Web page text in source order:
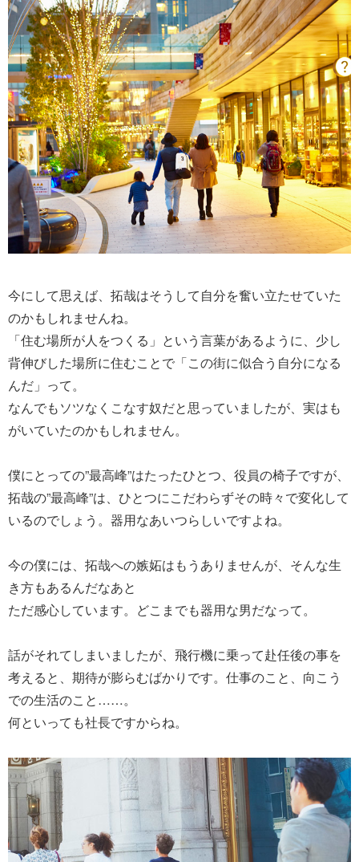
今にして思えば、拓哉はそうして自分を奮い立たせていた
のかもしれませんね。
「住む場所が人をつくる」という言葉があるように、少し
背伸びした場所に住むことで「この街に似合う自分になる
んだ」って。
なんでもソツなくこなす奴だと思っていましたが、実はも
がいていたのかもしれません。
僕にとっての”最高峰”はたったひとつ、役員の椅子ですが、
拓哉の”最高峰”は、ひとつにこだわらずその時々で変化して
いるのでしょう。器用なあいつらしいですよね。
今の僕には、拓哉への嫉妬はもうありませんが、そんな生
き方もあるんだなあと
ただ感心しています。どこまでも器用な男だなって。
話がそれてしまいましたが、飛行機に乗って赴任後の事を
考えると、期待が膨らむばかりです。仕事のこと、向こう
での生活のこと……。
何といっても社長ですからね。